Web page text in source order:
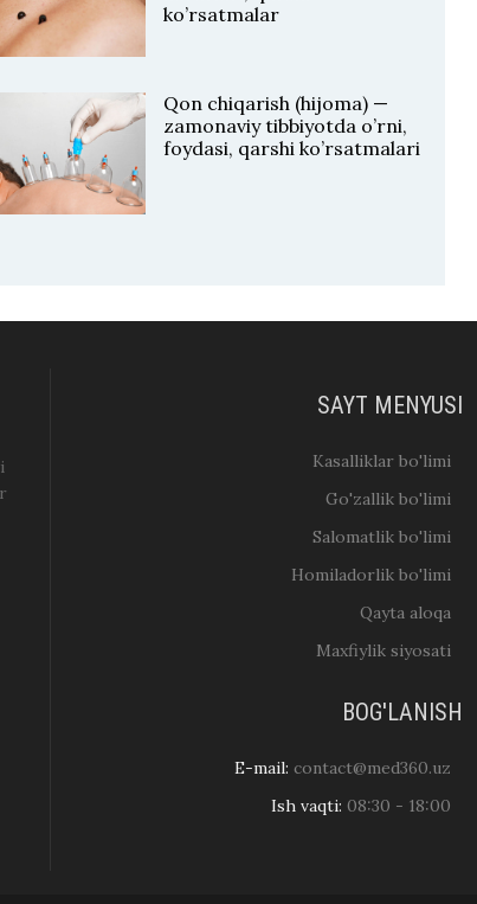
ko’rsatmalar
Qon chiqarish (hijoma) —
zamonaviy tibbiyotda o’rni,
foydasi, qarshi ko’rsatmalari
SAYT MENYUSI
Kasalliklar bo'limi
Go'zallik bo'limi
Salomatlik bo'limi
Homiladorlik bo'limi
Qayta aloqa
Maxfiylik siyosati
BOG'LANISH
E-mail: contact@med360.uz
Ish vaqti: 08:30 - 18:00